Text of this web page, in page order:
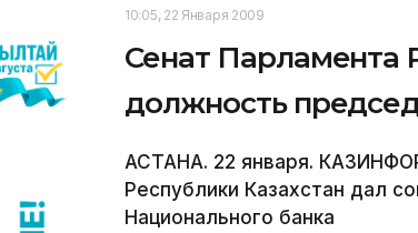
10:05, 22 Января 2009
Сенат Парламента
должность
АСТАНА. 22 января.
Республики Казахстан дал
Национального банка